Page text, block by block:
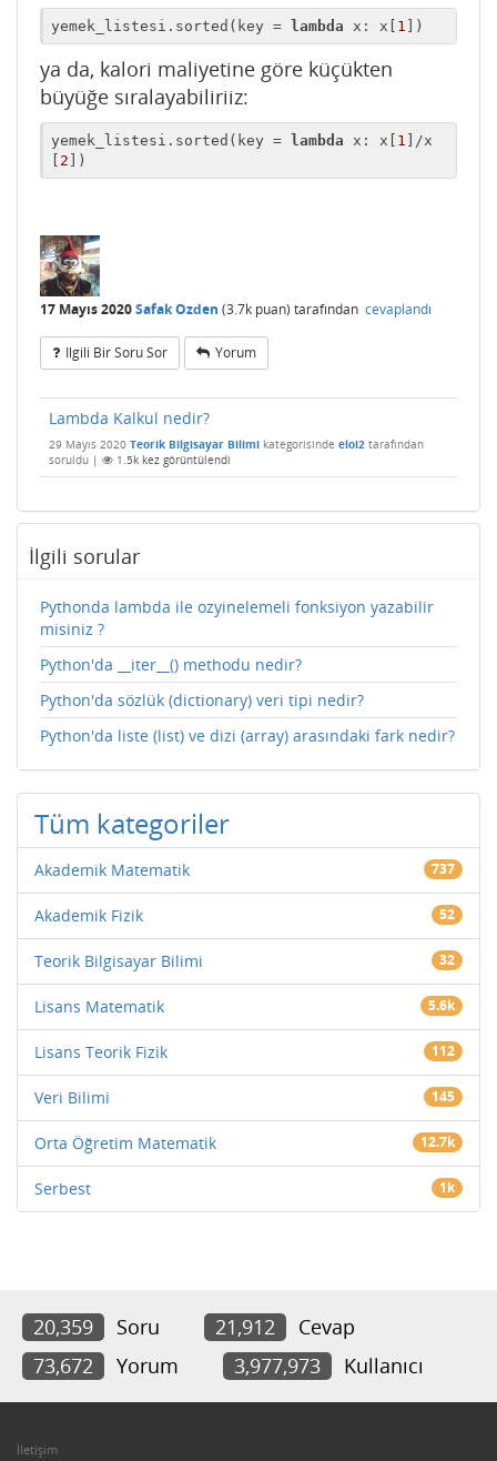
yemek_listesi.sorted(key = lambda x: x[ 1 ])
ya da, kalori maliyetine göre küçükten
büyüğe sıralayabiliriiz:
yemek_listesi.sorted(key = lambda x: x[ 1 ]/x
[ 2 ])
17 Mayıs 2020Safak Ozden (3.7k puan) tarafından cevaplandı
Ilgili Bir Soru Sor Yorum
Lambda Kalkul nedir?
29 Mayıs 2020 Teorik Bilgisayar Bilimi kategorisinde eloi2 tarafından
soruldu | 1.5k kez görüntülendi
İlgili sorular
Pythonda lambda ile ozyinelemeli fonksiyon yazabilir
misiniz ?
Python'da __iter__() methodu nedir?
Python'da sözlük (dictionary) veri tipi nedir?
Python'da liste (list) ve dizi (array) arasındaki fark nedir?
Tüm kategoriler
Akademik Matematik 737
Akademik Fizik 52
Teorik Bilgisayar Bilimi 32
Lisans Matematik 5.6k
Lisans Teorik Fizik 112
Veri Bilimi 145
Orta Öğretim Matematik 12.7k
Serbest 1k
20,359 Soru 21,912
Cevap
73,672
Yorum 3,977,973 Kullanıcı
İletişim